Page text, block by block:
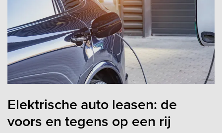
Elektrische auto leasen: de
voors en tegens op een rij